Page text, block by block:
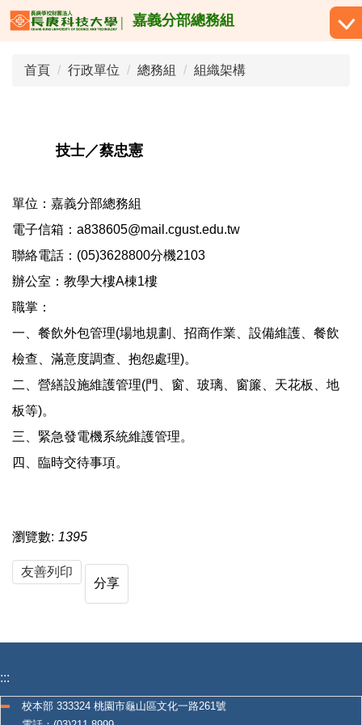
跳
到
嘉義分部總務組
首頁 行政單位 總務組 組織架構
技士／蔡忠憲
單位：嘉義分部總務組
電子信箱：a838605@mail.cgust.edu.tw
聯絡電話：(05)3628800分機2103
辦公室：教學大樓A棟1樓
職掌：
一、餐飲外包管理(場地規劃、招商作業、設備維護、餐飲
檢查、滿意度調查、抱怨處理)。
二、營繕設施維護管理(門、窗、玻璃、窗簾、天花板、地
板等)。
三、緊急發電機系統維護管理。
四、臨時交待事項。
瀏覽數: 1395
友善列印
分享
:::
校本部 333324 桃園市龜山區文化一路261號